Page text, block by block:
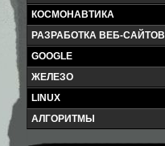
КОСМОНАВТИКА
РАЗРАБОТКА ВЕБ-САЙТОВ
GOOGLE
ЖЕЛЕЗО
LINUX
АЛГОРИТМЫ